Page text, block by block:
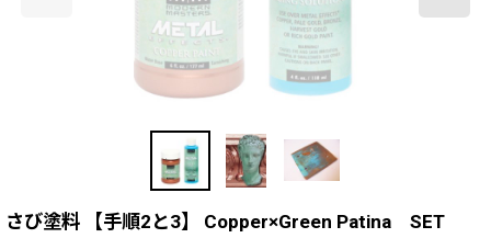
さび塗料 【手順2と3】 Copper×Green Patina SET